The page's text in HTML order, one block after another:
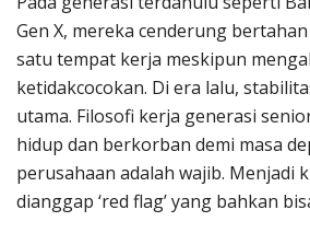
Gen X, mereka cenderung
satu tempat kerja meskipun
ketidakcocokan. Di era lalu,
utama. Filosofi kerja generasi
hidup dan berkorban demi masa
perusahaan adalah wajib. Menjadi
dianggap ‘red flag’ yang bahkan